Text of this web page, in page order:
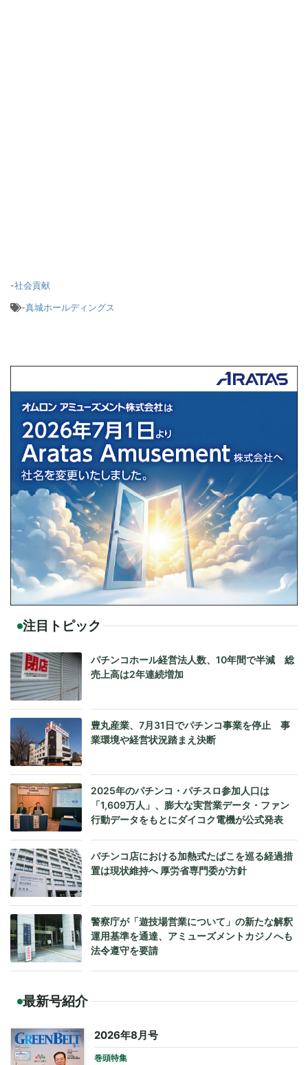
-社会貢献
-真城ホールディングス
注目トピック
パチンコホール経営法人数、10年間で半減 総
売上高は2年連続増加
豊丸産業、7月31日でパチンコ事業を停止 事
業環境や経営状況踏まえ決断
2025年のパチンコ・パチスロ参加人口は
「1,609万人」、膨大な実営業データ・ファン
行動データをもとにダイコク電機が公式発表
パチンコ店における加熱式たばこを巡る経過措
置は現状維持へ 厚労省専門委が方針
警察庁が「遊技場営業について」の新たな解釈
運用基準を通達、アミューズメントカジノへも
法令遵守を要請
最新号紹介
2026年8月号
巻頭特集